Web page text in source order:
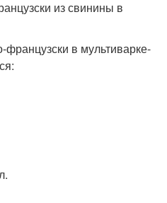
из свинины в
в мультиварке-